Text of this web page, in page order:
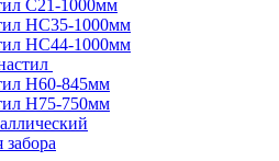
С21-1000мм
HC35-1000мм
НС44-1000мм
Н60-845мм
H75-750мм